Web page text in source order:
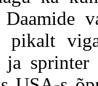
ja sprinter